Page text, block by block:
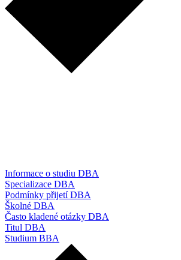
Informace o studiu DBA
Specializace DBA
Podmínky přijetí DBA
Školné DBA
Často kladené otázky DBA
Titul DBA
Studium BBA